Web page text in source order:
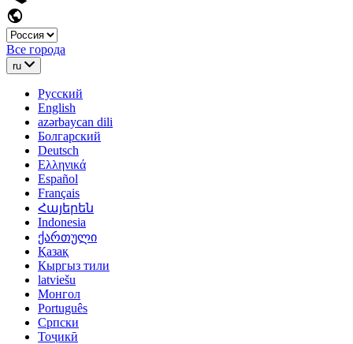
Все города
ru
Русский
English
azərbaycan dili
Болгарский
Deutsch
Ελληνικά
Español
Français
Հայերեն
Indonesia
ქართული
Қазақ
Кыргыз тили
latviešu
Монгол
Português
Српски
Тоҷикӣ